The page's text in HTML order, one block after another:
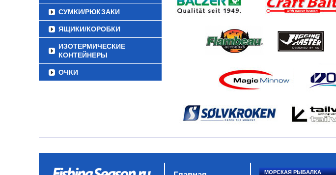
СУМКИ/РЮКЗАКИ
ЯЩИКИ/КОРОБКИ
ИЗОТЕРМИЧЕСКИЕ
КОНТЕЙНЕРЫ
ОЧКИ
МОРСКАЯ РЫБАЛКА